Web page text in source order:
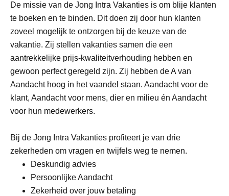
De missie van de Jong Intra Vakanties is om blije klanten
te boeken en te binden. Dit doen zij door hun klanten
zoveel mogelijk te ontzorgen bij de keuze van de
vakantie. Zij stellen vakanties samen die een
aantrekkelijke prijs-kwaliteitverhouding hebben en
gewoon perfect geregeld zijn. Zij hebben de A van
Aandacht hoog in het vaandel staan. Aandacht voor de
klant, Aandacht voor mens, dier en milieu én Aandacht
voor hun medewerkers.
Bij de Jong Intra Vakanties profiteert je van drie
zekerheden om vragen en twijfels weg te nemen.
Deskundig advies
Persoonlijke Aandacht
Zekerheid over jouw betaling